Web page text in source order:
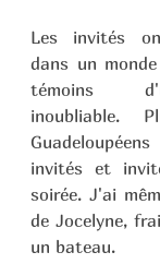
Les invités
dans un
témoins
inoubliable.
invités et
soirée. J'ai
de Jocelyne,
un bateau.